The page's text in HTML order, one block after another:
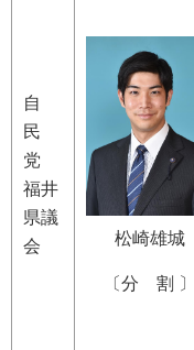
自
民
党
福井
県議
会
松崎雄城
〔分 割 〕